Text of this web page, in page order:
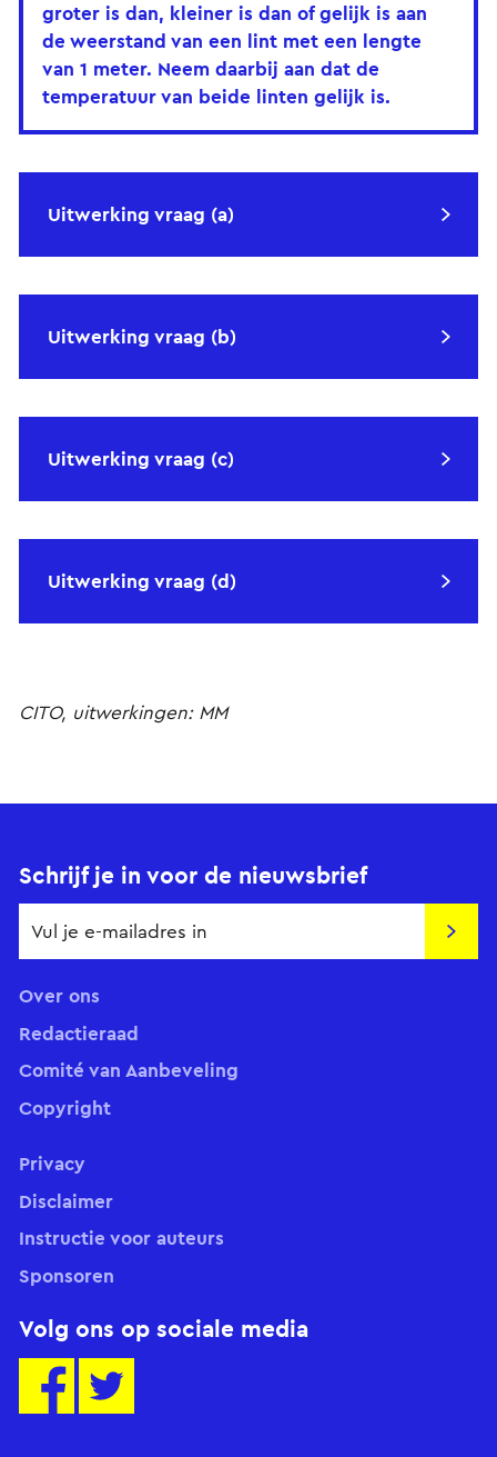
groter is dan, kleiner is dan of gelijk is aan
de weerstand van een lint met een lengte
van 1 meter. Neem daarbij aan dat de
temperatuur van beide linten gelijk is.
Uitwerking vraag (a)
Uitwerking vraag (b)
Uitwerking vraag (c)
Uitwerking vraag (d)
CITO, uitwerkingen: MM
Schrijf je in voor de nieuwsbrief
Over ons
Redactieraad
Comité van Aanbeveling
Copyright
Volg ons op sociale media
Privacy
Disclaimer
Instructie voor auteurs
Sponsoren